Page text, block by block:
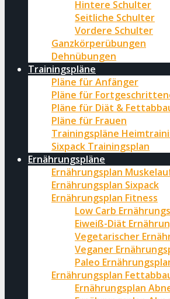
Hintere Schulter
Seitliche Schulter
Vordere Schulter
Ganzkörperübungen
Dehnübungen
Trainingspläne
Pläne für Anfänger
Pläne für
Pläne für Diät &
Pläne für Frauen
Trainingspläne
Sixpack Trainingsplan
Ernährungspläne
Ernährungsplan
Ernährungsplan Sixpack
Ernährungsplan Fitness
Low Carb
Eiweiß-Diät
Vegetarischer
Veganer
Paleo
Ernährungsplan
Ernährungsplan